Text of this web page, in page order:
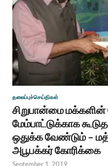
தலைப்புச்செய்திகள்
சிறுபான்மை
மேம்பாட்டுக்காக
ஒதுக்க வேண்டும் –
அபூபக்கர் கோரிக்கை
September 1, 2019